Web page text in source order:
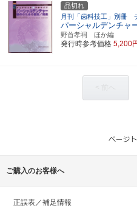
品切れ
月刊「歯科技工」別冊
パーシャルデンチャ
野首孝祠 ほか編
発行時参考価格 5,200
ご購入のお客様へ
正誤表／補足情報